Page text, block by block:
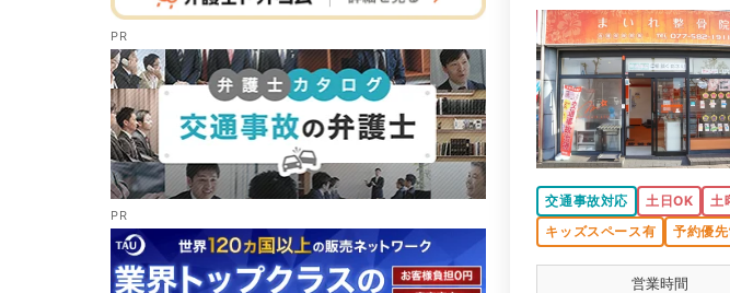
交通事故対応 土日OK 土
キッズスペース有
予約優先
営業時間